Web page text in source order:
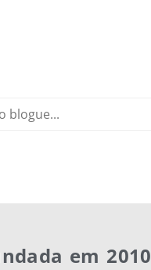
em 2010